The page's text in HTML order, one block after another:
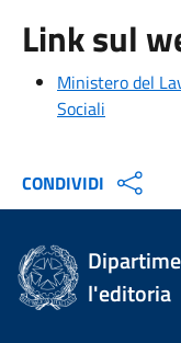
Link sul
Ministero del
Sociali
CONDIVIDI
l'editoria